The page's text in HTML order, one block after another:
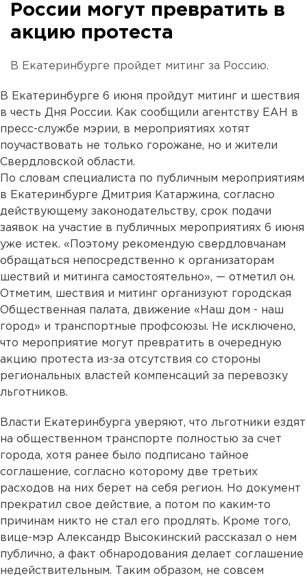
России могут превратить в
акцию протеста
В Екатеринбурге пройдет митинг за Россию.
В Екатеринбурге 6 июня пройдут митинг и шествия
в честь Дня России. Как сообщили агентству ЕАН в
пресс-службе мэрии, в мероприятиях хотят
поучаствовать не только горожане, но и жители
Свердловской области.
По словам специалиста по публичным мероприятиям
в Екатеринбурге Дмитрия Катаржина, согласно
действующему законодательству, срок подачи
заявок на участие в публичных мероприятиях 6 июня
уже истек. «Поэтому рекомендую свердловчанам
обращаться непосредственно к организаторам
шествий и митинга самостоятельно», — отметил он.
Отметим, шествия и митинг организуют городская
Общественная палата, движение «Наш дом - наш
город» и транспортные профсоюзы. Не исключено,
что мероприятие могут превратить в очередную
акцию протеста из-за отсутствия со стороны
региональных властей компенсаций за перевозку
льготников.
Власти Екатеринбурга уверяют, что льготники ездят
на общественном транспорте полностью за счет
города, хотя ранее было подписано тайное
соглашение, согласно которому две третьих
расходов на них берет на себя регион. Но документ
прекратил свое действие, а потом по каким-то
причинам никто не стал его продлять. Кроме того,
вице-мэр Александр Высокинский рассказал о нем
публично, а факт обнародования делает соглашение
недействительным. Таким образом, не совсем